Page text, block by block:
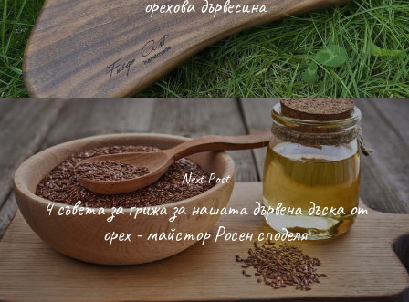
орехова дървесина
Next Post
4 съвета за грижа за нашата дървена дъска от
орех - майстор Росен споделя